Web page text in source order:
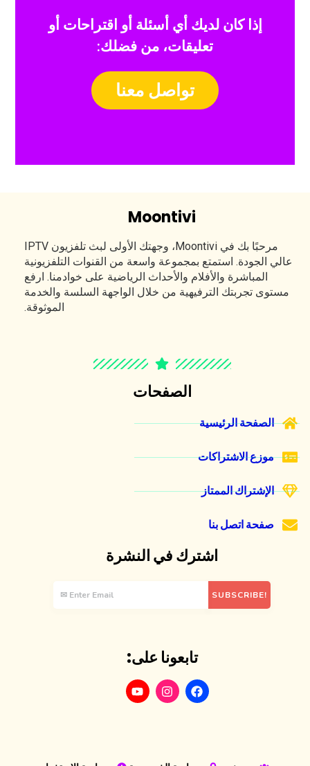
إذا كان لديك أي أسئلة أو اقتراحات أو
تعليقات، من فضلك:
تواصل معنا
Moontivi
مرحبًا بك في Moontivi، وجهتك الأولى لبث تلفزيون IPTV
عالي الجودة. استمتع بمجموعة واسعة من القنوات التلفزيونية
المباشرة والأفلام والأحداث الرياضية على خوادمنا. ارفع
مستوى تجربتك الترفيهية من خلال الواجهة السلسة والخدمة
الموثوقة.
الصفحات
الصفحة الرئيسية
موزع الاشتراكات
الإشتراك الممتاز
صفحة اتصل بنا
اشترك في النشرة
تابعونا على: